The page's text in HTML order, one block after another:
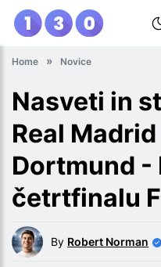
Home Novice
Nasveti in
Real
Dortmund -
četrtfinalu
By Robert Norman